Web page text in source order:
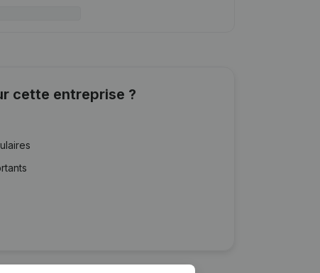
cette entreprise ?